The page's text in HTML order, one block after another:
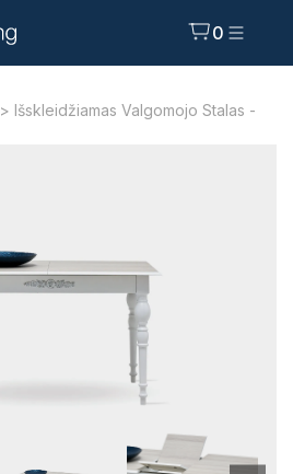
0
> Išskleidžiamas Valgomojo Stalas -